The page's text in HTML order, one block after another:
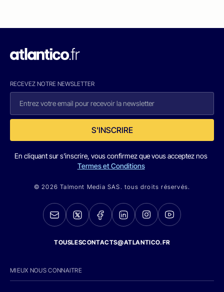
RECEVEZ NOTRE NEWSLETTER
S'INSCRIRE
En cliquant sur s'inscrire, vous confirmez que vous acceptez nos
Termes et Conditions
© 2026 Talmont Media SAS. tous droits réservés.
TOUSLESCONTACTS@ATLANTICO.FR
MIEUX NOUS CONNAITRE